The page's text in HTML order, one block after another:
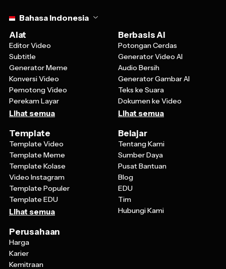
Bahasa Indonesia
Alat
Editor Video
Subtitle
Generator Meme
Konversi Video
Pemotong Video
Perekam Layar
Lihat semua
Berbasis AI
Potongan Cerdas
Generator Video AI
Audio Bersih
Generator Gambar AI
Teks ke Suara
Dokumen ke Video
Lihat semua
Template
Template Video
Template Meme
Template Kolase
Video Instagram
Template Populer
Template EDU
Lihat semua
Belajar
Tentang Kami
Sumber Daya
Pusat Bantuan
Blog
EDU
Tim
Hubungi Kami
Perusahaan
Harga
Karier
Kemitraan